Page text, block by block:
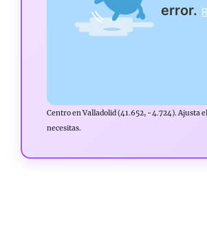
Centro en Valladolid (41.652, -4.724). Ajusta
necesitas.